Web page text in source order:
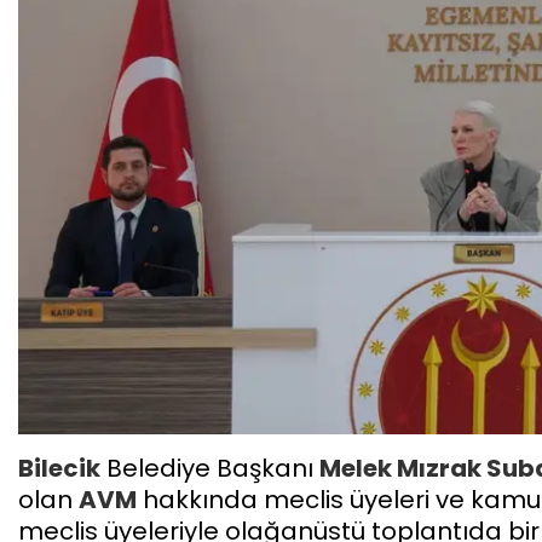
Bilecik Belediye Başkanı Melek Mızrak
olan AVM hakkında meclis üyeleri ve
meclis üyeleriyle olağanüstü toplantıda